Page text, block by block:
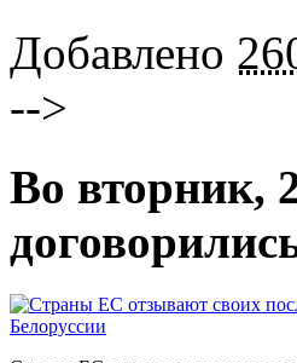
Добавлено
-->
Во вторник,